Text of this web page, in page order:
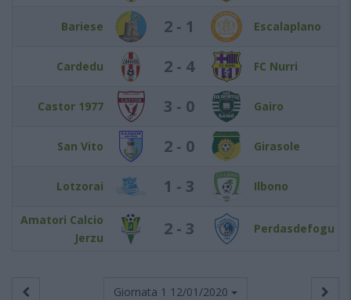
Bariese 2 - 1 Escalaplano
Cardedu 2 - 4 FC Nurri
Castor 1977 3 - 0 Gairo
San Vito 2 - 0 Girasole
Lotzorai 1 - 3 Ilbono
Amatori Calcio
Jerzu
2 - 3 Perdasdefogu
Giornata 1 12/01/2020